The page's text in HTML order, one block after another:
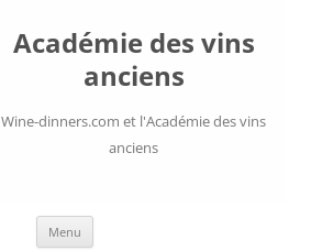
Académie des vins
anciens
Wine-dinners.com et l'Académie des vins
anciens
Menu